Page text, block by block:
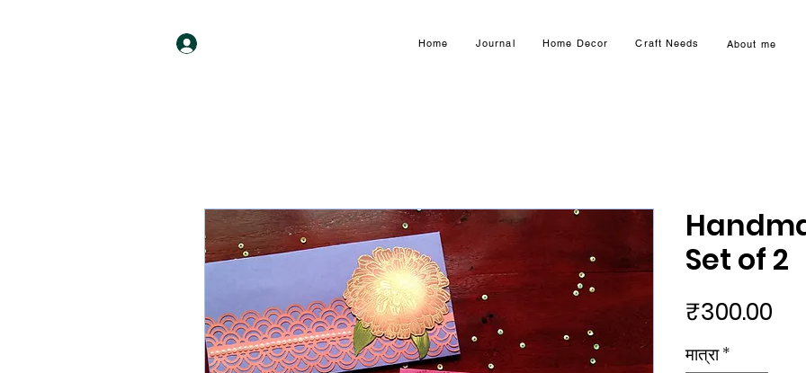
Home Journal Home Decor Craft Needs About me
Set of 2
₹300.00मूल्य
मात्रा *